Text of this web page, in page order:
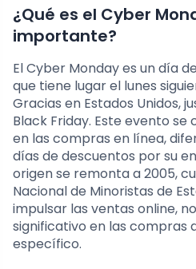
¿Qué es el Cyber
importante?
El Cyber Monday es un día
que tiene lugar el lunes
Gracias en Estados Unidos,
Black Friday. Este evento
en las compras en línea,
días de descuentos por su
origen se remonta a 2005,
Nacional de Minoristas de
impulsar las ventas online,
significativo en las compras
específico.